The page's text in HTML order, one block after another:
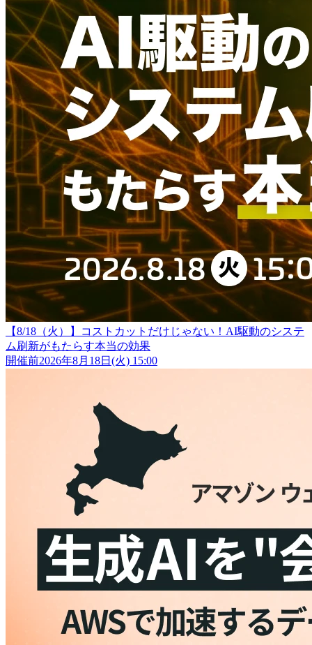
【8/18（火）】コストカットだけじゃない！AI駆動のシステ
ム刷新がもたらす本当の効果
開催前2026年8月18日(火) 15:00